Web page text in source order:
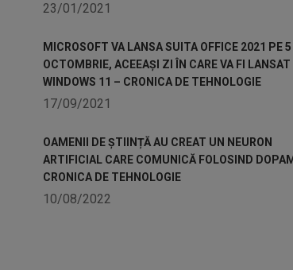
23/01/2021
MICROSOFT VA LANSA SUITA OFFICE 2021 PE 5
OCTOMBRIE, ACEEAȘI ZI ÎN CARE VA FI LANSAT
WINDOWS 11 – CRONICA DE TEHNOLOGIE
17/09/2021
OAMENII DE ȘTIINȚĂ AU CREAT UN NEURON
ARTIFICIAL CARE COMUNICĂ FOLOSIND
CRONICA DE TEHNOLOGIE
10/08/2022